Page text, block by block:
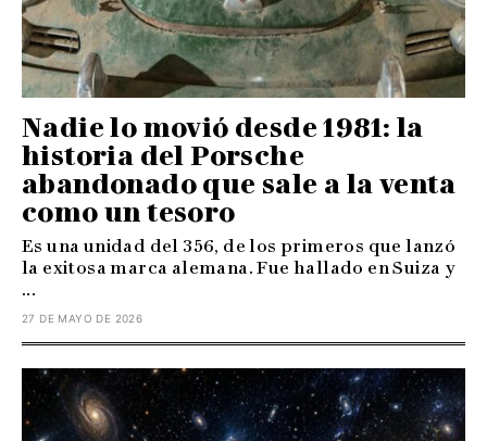
Nadie lo movió desde 1981: la
historia del Porsche
abandonado que sale a la venta
como un tesoro
Es una unidad del 356, de los primeros que lanzó
la exitosa marca alemana. Fue hallado en Suiza y
...
27 DE MAYO DE 2026